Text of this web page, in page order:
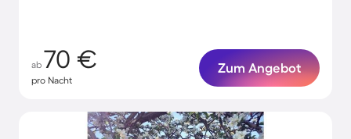
ab 70 €
pro Nacht
Zum Angebot